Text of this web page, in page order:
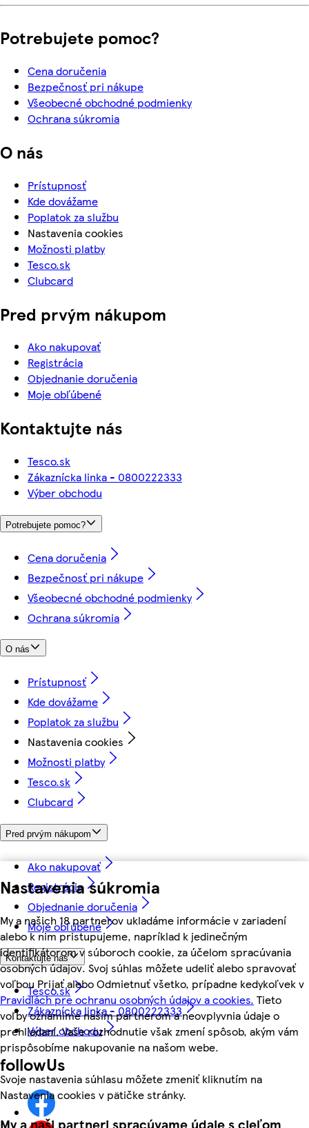
Nastavenia súkromia
My a našich 18 partnerov ukladáme informácie v zariadení
alebo k nim pristupujeme, napríklad k jedinečným
identifikátorom v súboroch cookie, za účelom spracúvania
osobných údajov. Svoj súhlas môžete udeliť alebo spravovať
voľbou Prijať alebo Odmietnuť všetko, prípadne kedykoľvek v
Pravidlách pre ochranu osobných údajov a cookies. Tieto
voľby oznámime našim partnerom a neovplyvnia údaje o
prehliadaní. Vaše rozhodnutie však zmení spôsob, akým vám
prispôsobíme nakupovanie na našom webe.
Svoje nastavenia súhlasu môžete zmeniť kliknutím na
Nastavenia cookies v pätičke stránky.
Potrebujete pomoc?
Cena doručenia
Bezpečnosť pri nákupe
Všeobecné obchodné podmienky
Ochrana súkromia
O nás
Prístupnosť
Kde dovážame
Poplatok za službu
Nastavenia cookies
Možnosti platby
Tesco.sk
Clubcard
Pred prvým nákupom
Ako nakupovať
Registrácia
Objednanie doručenia
Moje obľúbené
Kontaktujte nás
Tesco.sk
Zákaznícka linka - 0800222333
Výber obchodu
Potrebujete pomoc?
Cena doručenia
Bezpečnosť pri nákupe
Všeobecné obchodné podmienky
Ochrana súkromia
O nás
Prístupnosť
Kde dovážame
Poplatok za službu
Nastavenia cookies
Možnosti platby
Tesco.sk
Clubcard
Pred prvým nákupom
Ako nakupovať
Registrácia
Objednanie doručenia
Moje obľúbené
Kontaktujte nás
Tesco.sk
Zákaznícka linka - 0800222333
Výber obchodu
followUs